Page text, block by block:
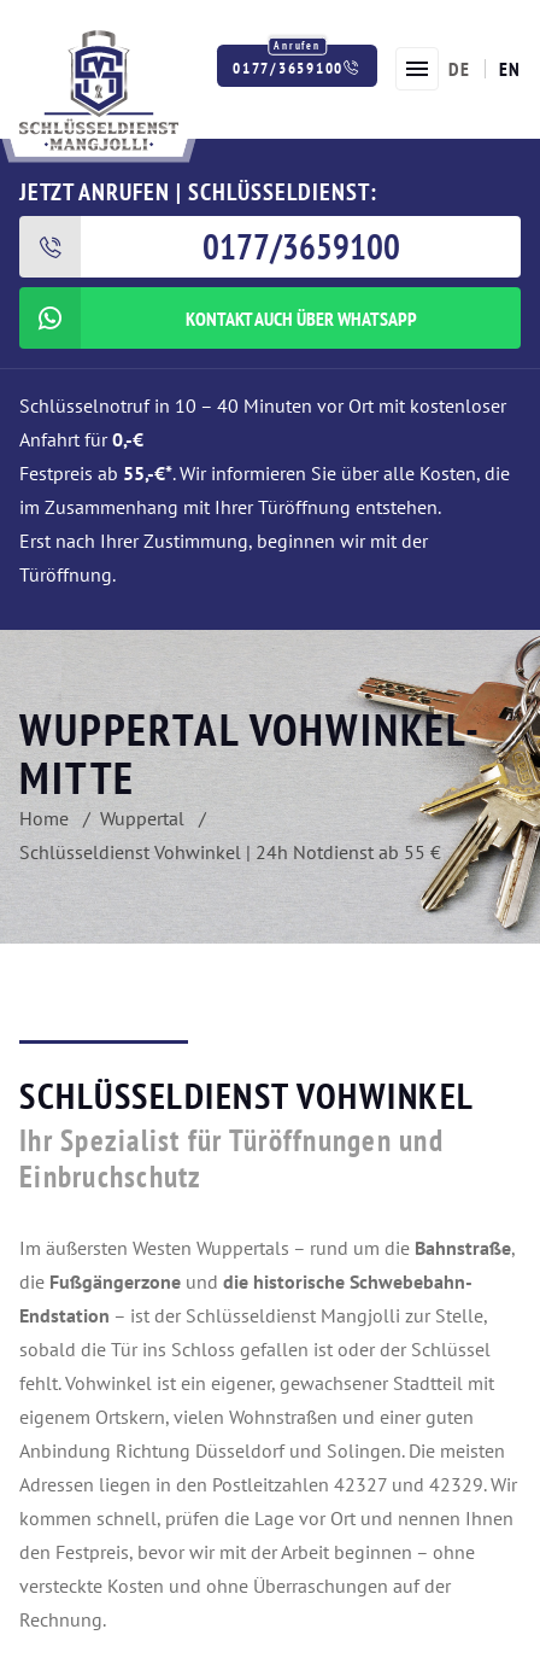
0177/3659100 DE EN
JETZT ANRUFEN | SCHLÜSSELDIENST:
0177/3659100
KONTAKT AUCH ÜBER WHATSAPP
Schlüsselnotruf in 10 – 40 Minuten vor Ort mit kostenloser
Anfahrt für0,-€
Festpreis ab 55,-€*. Wir informieren Sie über alle Kosten, die
im Zusammenhang mit Ihrer Türöffnung entstehen.
Erst nach Ihrer Zustimmung, beginnen wir mit der
Türöffnung.
WUPPERTAL VOHWINKEL-
MITTE
Home
Wuppertal
Schlüsseldienst Vohwinkel | 24h Notdienst ab 55 €
SCHLÜSSELDIENST VOHWINKEL
Ihr Spezialist für Türöffnungen und
Einbruchschutz
Im äußersten Westen Wuppertals – rund um die Bahnstraße,
die Fußgängerzone und die historische Schwebebahn-
Endstation – ist der Schlüsseldienst Mangjolli zur Stelle,
sobald die Tür ins Schloss gefallen ist oder der Schlüssel
fehlt. Vohwinkel ist ein eigener, gewachsener Stadtteil mit
eigenem Ortskern, vielen Wohnstraßen und einer guten
Anbindung Richtung Düsseldorf und Solingen. Die meisten
Adressen liegen in den Postleitzahlen 42327 und 42329. Wir
kommen schnell, prüfen die Lage vor Ort und nennen Ihnen
den Festpreis, bevor wir mit der Arbeit beginnen – ohne
versteckte Kosten und ohne Überraschungen auf der
Rechnung.